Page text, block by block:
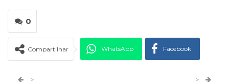
0
Compartilhar WhatsApp Facebook
> >